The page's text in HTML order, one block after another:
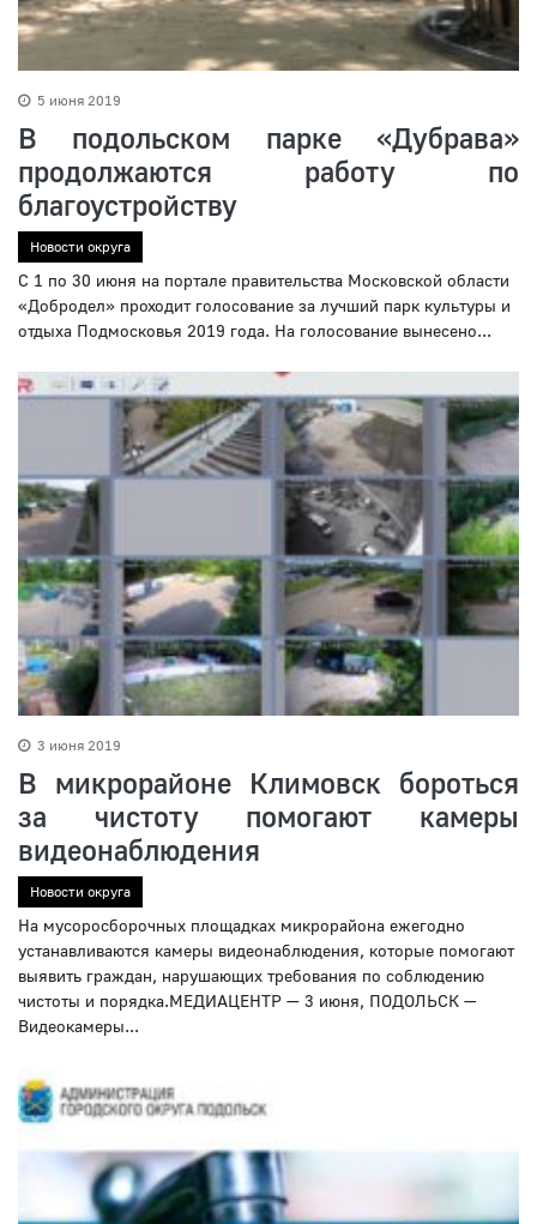
5 июня 2019
В подольском парке «Дубрава»
продолжаются работу по
благоустройству
Новости округа
С 1 по 30 июня на портале правительства Московской области
«Добродел» проходит голосование за лучший парк культуры и
отдыха Подмосковья 2019 года. На голосование вынесено...
3 июня 2019
В микрорайоне Климовск бороться
за чистоту помогают камеры
видеонаблюдения
Новости округа
На мусоросборочных площадках микрорайона ежегодно
устанавливаются камеры видеонаблюдения, которые помогают
выявить граждан, нарушающих требования по соблюдению
чистоты и порядка.МЕДИАЦЕНТР — 3 июня, ПОДОЛЬСК —
Видеокамеры...